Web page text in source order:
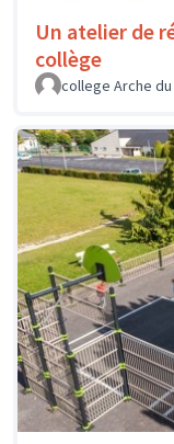
Un atelier de
collège
college Arche